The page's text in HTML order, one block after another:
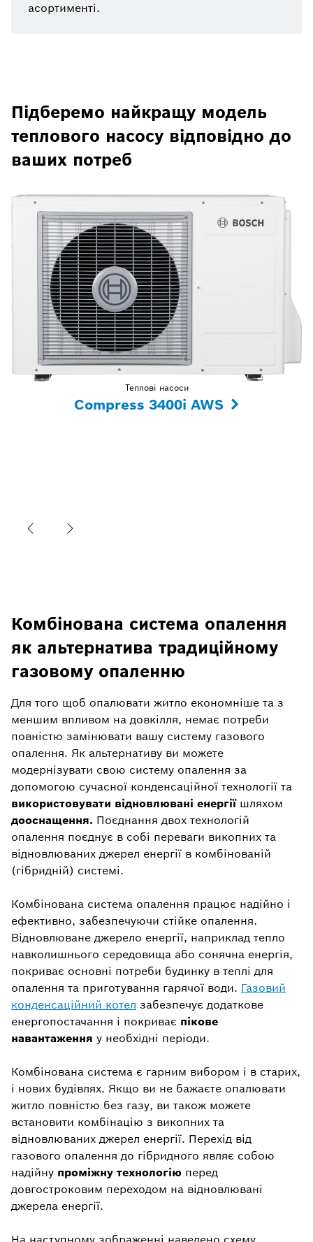
асортименті.
Підберемо найкращу модель
теплового насосу відповідно до
ваших потреб
Теплові насоси
Compress 3400i AWS
Комбінована система опалення
як альтернатива традиційному
газовому опаленню
Для того щоб опалювати житло економніше та з
меншим впливом на довкілля, немає потреби
повністю замінювати вашу систему газового
опалення. Як альтернативу ви можете
модернізувати свою систему опалення за
допомогою сучасної конденсаційної технології та
використовувати відновлювані енергії шляхом
дооснащення. Поєднання двох технологій
опалення поєднує в собі переваги викопних та
відновлюваних джерел енергії в комбінованій
(гібридній) системі.
Комбінована система опалення працює надійно і
ефективно, забезпечуючи стійке опалення.
Відновлюване джерело енергії, наприклад тепло
навколишнього середовища або сонячна енергія,
покриває основні потреби будинку в теплі для
опалення та приготування гарячої води. Газовий
конденсаційний котел забезпечує додаткове
енергопостачання і покриває пікове
навантаження у необхідні періоди.
Комбінована система є гарним вибором і в старих,
і нових будівлях. Якщо ви не бажаєте опалювати
житло повністю без газу, ви також можете
встановити комбінацію з викопних та
відновлюваних джерел енергії. Перехід від
газового опалення до гібридного являє собою
надійну проміжну технологію перед
довгостроковим переходом на відновлювані
джерела енергії.